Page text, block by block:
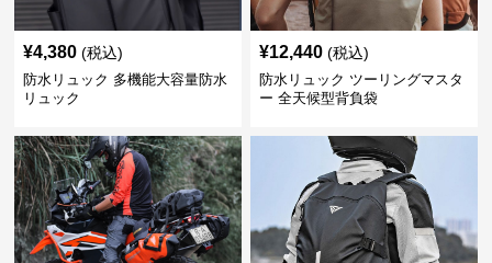
¥4,380 (税込)
防水リュック 多機能大容量防水
リュック
¥12,440 (税込)
防水リュック ツーリングマスタ
ー 全天候型背負袋